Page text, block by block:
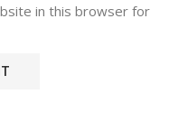
in this browser for